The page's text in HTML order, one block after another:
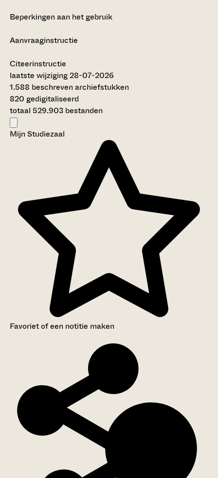
Beperkingen aan het gebruik
Aanvraaginstructie
Citeerinstructie
laatste wijziging 28-07-2026
1.588 beschreven archiefstukken
820 gedigitaliseerd
totaal 529.903 bestanden
Mijn Studiezaal
Favoriet of een notitie maken